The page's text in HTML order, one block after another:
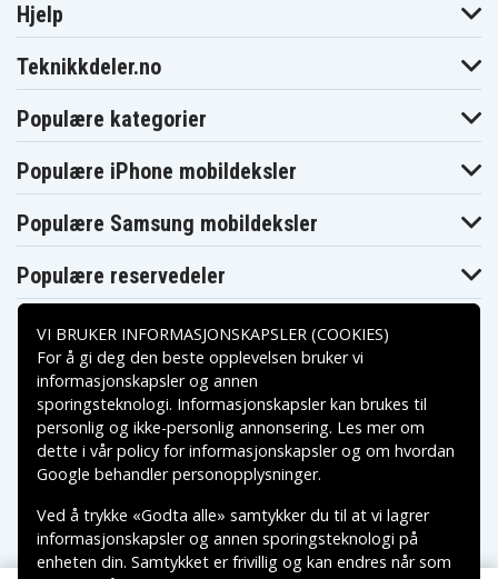
Hjelp
Teknikkdeler.no
Populære kategorier
Populære iPhone mobildeksler
Populære Samsung mobildeksler
Populære reservedeler
Betalingsalternativer
Leveringsalternativer
VI BRUKER INFORMASJONSKAPSLER (COOKIES)
For å gi deg den beste opplevelsen bruker vi
informasjonskapsler og annen
sporingsteknologi. Informasjonskapsler kan brukes til
personlig og ikke-personlig annonsering. Les mer om
dette i vårpolicy for informasjonskapslerog om hvordan
Google behandler personopplysninger.
Ved å trykke «Godta alle» samtykker du til at vi lagrer
informasjonskapsler og annen sporingsteknologi på
enheten din. Samtykket er frivillig og kan endres når som